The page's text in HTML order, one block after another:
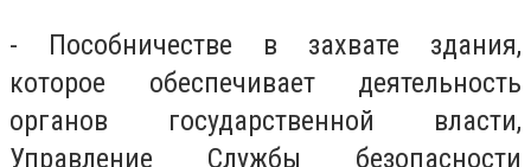
- Пособничестве в захвате здания,
которое обеспечивает деятельность
органов государственной власти,
Управление Службы безопасности